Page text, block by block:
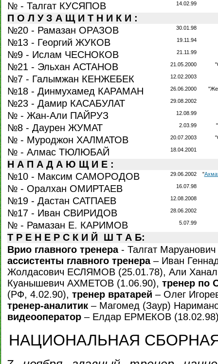
№ - Талгат КУСЯПОВ 14.02.99
П О Л У З А Щ И Т Н И К И :
№20 - Рамазан ОРАЗОВ
30.01.98
№13 - Георгий ЖУКОВ 19.11.94
№9 - Ислам ЧЕСНОКОВ 21.11.99
№21 - Эльхан АСТАНОВ 21.05.2000
№7 - Галымжан КЕНЖЕБЕК 12.02.2003
№18 - Динмухамед КАРАМАН 26.06.2000
№23 - Дамир КАСАБУЛАТ 29.08.2002
№ - Жан-Али ПАЙРУЗ 12.08.99
№8 - Даурен ЖУМАТ 2.03.99
№ - Муроджон ХАЛМАТОВ 20.07.2003
№ - Алмас ТЮЛЮБАЙ 18.04.2001
Н А П А Д А Ю Щ И Е :
№10 - Максим САМОРОДОВ
29.06.2002 "
№ - Оралхан ОМИРТАЕВ 16.07.98
№19 - Дастан САТПАЕВ 12.08.2008
№17 - Иван СВИРИДОВ 28.06.2002
№ - Рамазан Е. КАРИМОВ 5.07.99
Т Р Е Н Е Р С К И Й Ш Т А Б:
Врио главного тренера- Талгат
ассистенты главного тренера– Иван
Жолдасович ЕСЛЯМОВ (25.01.78), Али
Куанышевич АХМЕТОВ (1.06.90), тренер по
(РФ, 4.02.90), тренер вратарей – Олег
тренер-аналитик – Магомед (Заур)
видеооператор – Елдар ЕРМЕКОВ
НАЦИОНАЛЬНАЯ